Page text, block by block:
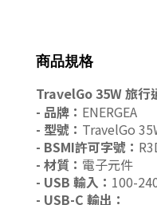
商品規格
TravelGo 35W 旅行
- 品牌： ENERGEA
- 型號： TravelGo
- BSMI許可字號 ：
- 材質： 電子元件
- USB 輸入： 100-
- USB-C 輸出：